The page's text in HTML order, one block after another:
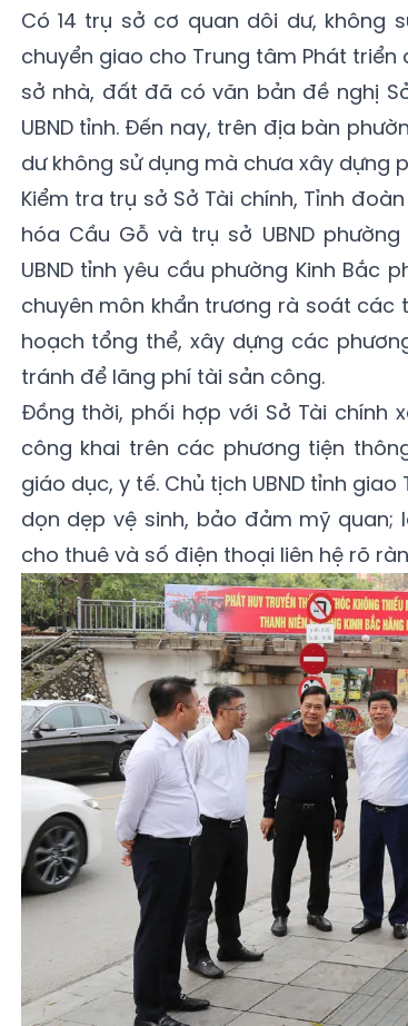
Có 14 trụ sở cơ quan dôi dư, không
chuyển giao cho Trung tâm Phát triển
sở nhà, đất đã có văn bản đề nghị
UBND tỉnh. Đến nay, trên địa bàn
dư không sử dụng mà chưa xây dựng
Kiểm tra trụ sở Sở Tài chính, Tỉnh
hóa Cầu Gỗ và trụ sở UBND phường
UBND tỉnh yêu cầu phường Kinh Bắc
chuyên môn khẩn trương rà soát các
hoạch tổng thể, xây dựng các
tránh để lãng phí tài sản công.
Đồng thời, phối hợp với Sở Tài
công khai trên các phương tiện
giáo dục, y tế. Chủ tịch UBND tỉnh
dọn dẹp vệ sinh, bảo đảm mỹ quan;
cho thuê và số điện thoại liên hệ rõ